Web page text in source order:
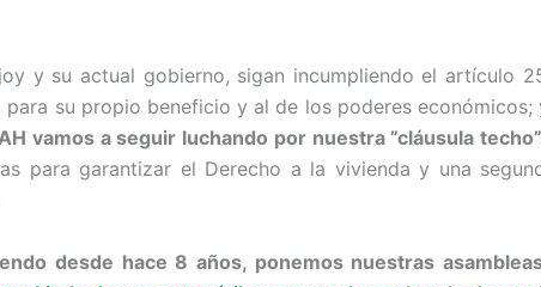
y su actual gobierno, sigan incumpliendo el artículo
para su propio beneficio y al de los poderes
vamos a seguir luchando por nuestra ”cláusula
para garantizar el Derecho a la vivienda y una
desde hace 8 años, ponemos nuestras